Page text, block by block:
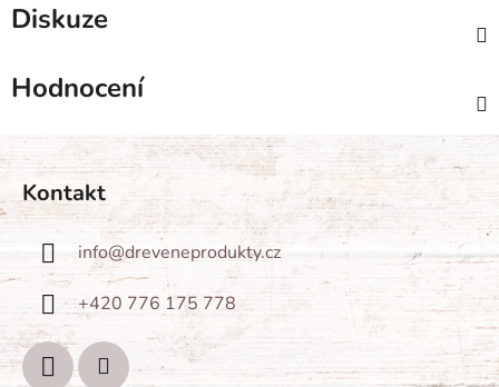
Diskuze
Hodnocení
á
p
a
t
í
Kontakt
info@dreveneprodukty.cz
+420 776 175 778